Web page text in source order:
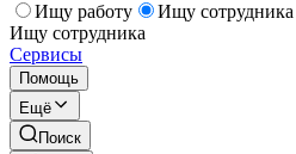
Ищу работу
Ищу сотрудника
Ищу сотрудника
Сервисы
Помощь
Ещё
Поиск